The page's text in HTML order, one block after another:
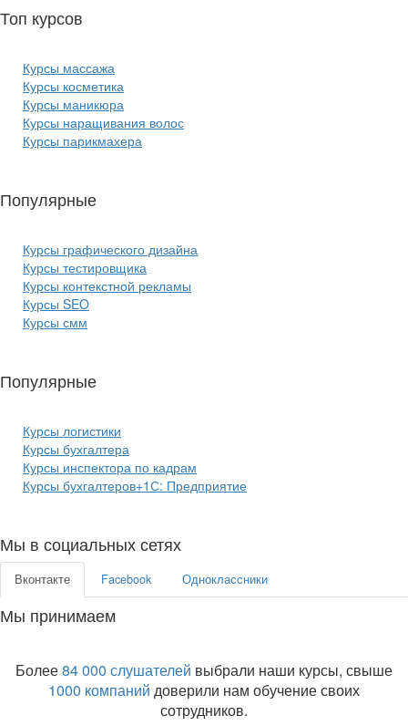
Топ курсов
Курсы массажа
Курсы косметика
Курсы маникюра
Курсы наращивания волос
Курсы парикмахера
Популярные
Курсы графического дизайна
Курсы тестировщика
Курсы контекстной рекламы
Курсы SEO
Курсы смм
Популярные
Курсы логистики
Курсы бухгалтера
Курсы инспектора по кадрам
Курсы бухгалтеров+1С: Предприятие
Мы в социальных сетях
Вконтакте Facebook Одноклассники
Мы принимаем
Более84 000 слушателей выбрали наши курсы, свыше
1000 компаний доверили нам обучение своих
сотрудников.